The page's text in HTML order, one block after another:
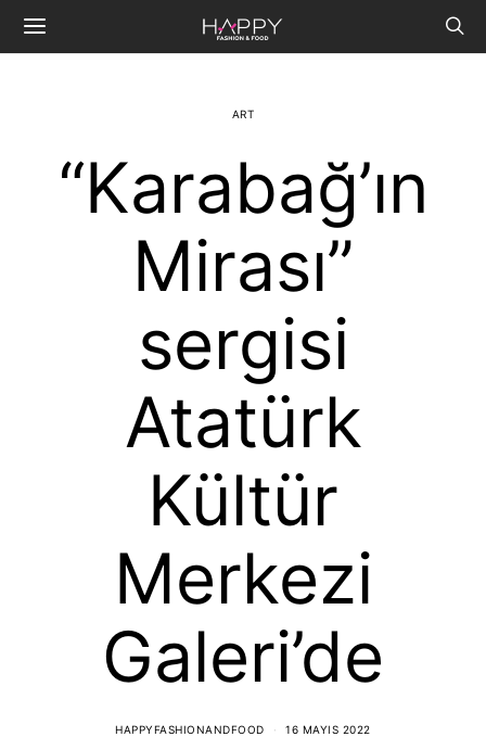
ART
“Karabağ’ın
Mirası”
sergisi
Atatürk
Kültür
Merkezi
Galeri’de
HAPPYFASHIONANDFOOD 16 MAYIS 2022